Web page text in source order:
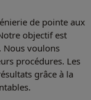
de pointe aux
objectif est
Nous voulons
procédures. Les
grâce à la